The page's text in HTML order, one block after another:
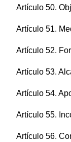
Artículo 50.
Artículo 51.
Artículo 52.
Artículo 53.
Artículo 54.
Artículo 55.
Artículo 56.